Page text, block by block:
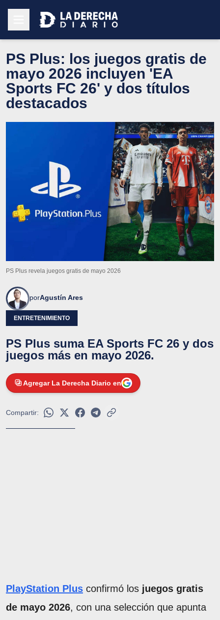
PS Plus: los juegos gratis de
mayo 2026 incluyen 'EA
Sports FC 26' y dos títulos
destacados
PS Plus revela juegos gratis de mayo 2026
porAgustín Ares
ENTRETENIMIENTO
PS Plus suma EA Sports FC 26 y dos
juegos más en mayo 2026.
Agregar La Derecha Diario en
Compartir:
PlayStation Plus confirmó los juegos gratis
de mayo 2026, con una selección que apunta